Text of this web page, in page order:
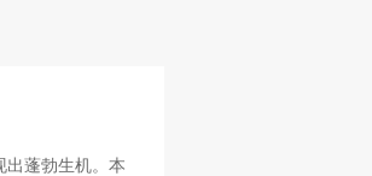
出蓬勃生机。本